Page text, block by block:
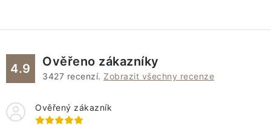
4.9 Ověřeno zákazníky
3427 recenzí. Zobrazit všechny recenze
Ověřený zákazník